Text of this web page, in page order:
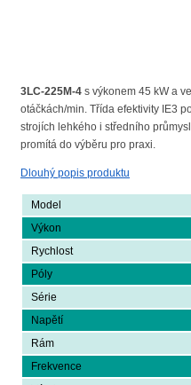
3LC-225M-4 s výkonem 45 kW a
otáčkách/min. Třída efektivity IE3
strojích lehkého i středního
promítá do výběru pro praxi.
Dlouhý popis produktu
Model
Výkon
Rychlost
Póly
Série
Napětí
Rám
Frekvence